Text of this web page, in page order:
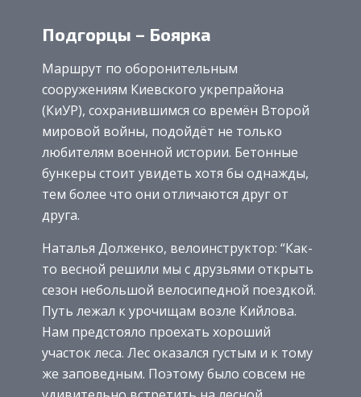
Подгорцы – Боярка
Маршрут по оборонительным
сооружениям Киевского укрепрайона
(КиУР), сохранившимся со времён Второй
мировой войны, подойдёт не только
любителям военной истории. Бетонные
бункеры стоит увидеть хотя бы однажды,
тем более что они отличаются друг от
друга.
Наталья Долженко, велоинструктор: “Как-
то весной решили мы с друзьями открыть
сезон небольшой велосипедной поездкой.
Путь лежал к урочищам возле Кийлова.
Нам предстояло проехать хороший
участок леса. Лес оказался густым и к тому
же заповедным. Поэтому было совсем не